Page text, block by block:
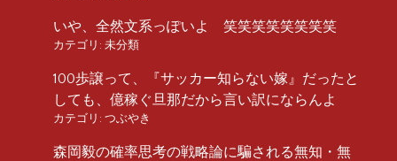
いや、全然文系っぽいよ 笑笑笑笑笑笑笑笑
カテゴリ: 未分類
100歩譲って、『サッカー知らない嫁』だったと
しても、億稼ぐ旦那だから言い訳にならんよ
カテゴリ: つぶやき
森岡毅の確率思考の戦略論に騙される無知・無